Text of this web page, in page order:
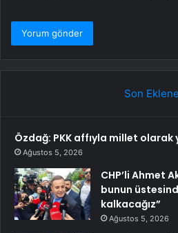
Son
Özdağ: PKK affıyla millet olarak
Ağustos 5, 2026
CHP’li Ahmet
bunun
kalkacağız”
Ağustos 5, 2026